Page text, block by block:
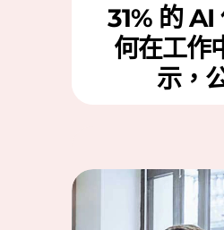
31% 的 AI
何在工作
示，